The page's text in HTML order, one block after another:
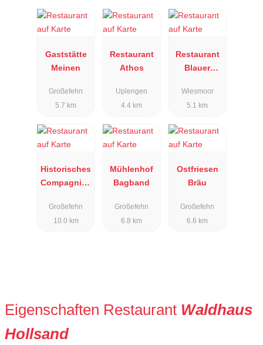
Gaststätte
Meinen
Großefehn
5.7 km
Restaurant
Athos
Uplengen
4.4 km
Restaurant
Blauer
Wiesmoor
5.1 km
Historisches
Compagnieh
Großefehn
10.0 km
Mühlenhof
Bagband
Großefehn
6.8 km
Ostfriesen
Bräu
Großefehn
6.6 km
Eigenschaften Restaurant Waldhaus
Hollsand